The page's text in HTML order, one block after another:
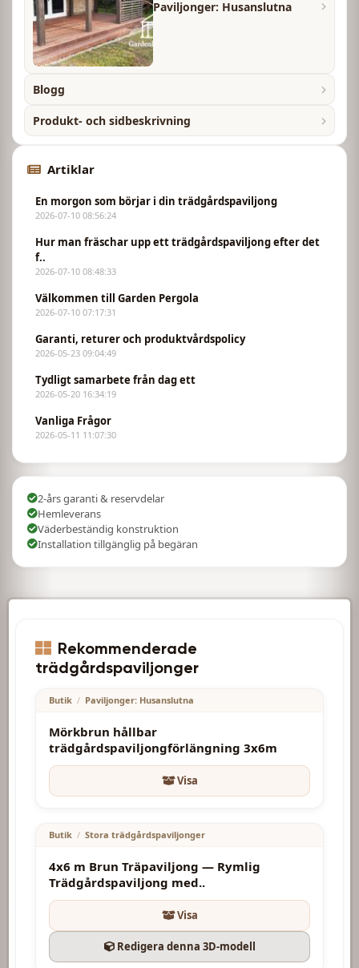
Paviljonger: Husanslutna
Blogg
Produkt- och sidbeskrivning
Artiklar
En morgon som börjar i din trädgårdspaviljong
2026-07-10 08:56:24
Hur man fräschar upp ett trädgårdspaviljong efter det
f..
2026-07-10 08:48:33
Välkommen till Garden Pergola
2026-07-10 07:17:31
Garanti, returer och produktvårdspolicy
2026-05-23 09:04:49
Tydligt samarbete från dag ett
2026-05-20 16:34:19
Vanliga Frågor
2026-05-11 11:07:30
2-års garanti & reservdelar
Hemleverans
Väderbeständig konstruktion
Installation tillgänglig på begäran
Rekommenderade
trädgårdspaviljonger
Butik / Paviljonger: Husanslutna
Mörkbrun hållbar
trädgårdspaviljongförlängning 3x6m
Visa
€4750.00
Butik / Stora trädgårdspaviljonger
4x6 m Brun Träpaviljong — Rymlig
Trädgårdspaviljong med..
Visa
Redigera denna 3D-modell
€